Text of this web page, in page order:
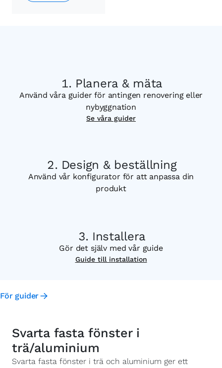
Planera & mäta
Använd våra guider för antingen renovering eller
nybyggnation
Se våra guider
Design & beställning
Använd vår konfigurator för att anpassa din
produkt
Installera
Gör det själv med vår guide
Guide till installation
För guider
Svarta fasta fönster i
trä/aluminium
Svarta fasta fönster i trä och aluminium ger ett